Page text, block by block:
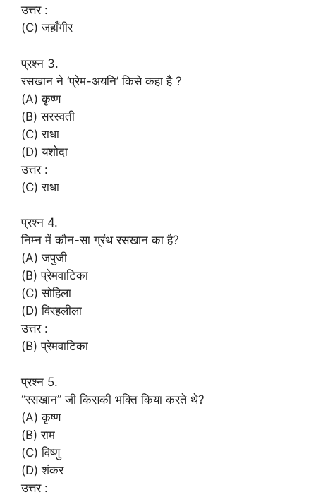
उत्तर :
(C) जहाँगीर
प्रश्न 3.
रसखान ने ‘प्रेम-अयनि’ किसे कहा है ?
(A) कृष्ण
(B) सरस्वती
(C) राधा
(D) यशोदा
उत्तर :
(C) राधा
प्रश्न 4.
निम्न में कौन-सा ग्रंथ रसखान का है?
(A) जपुजी
(B) प्रेमवाटिका
(C) सोहिला
(D) विरहलीला
उत्तर :
(B) प्रेमवाटिका
प्रश्न 5.
“रसखान” जी किसकी भक्ति किया करते थे?
(A) कृष्ण
(B) राम
(C) विष्णु
(D) शंकर
उत्तर :